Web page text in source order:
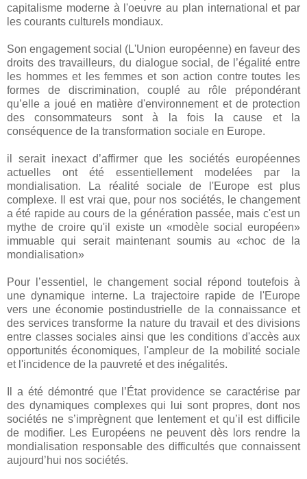
capitalisme moderne à l'oeuvre au plan international et par
les courants culturels mondiaux.
Son engagement social (L'Union européenne) en faveur des
droits des travailleurs, du dialogue social, de l’égalité entre
les hommes et les femmes et son action contre toutes les
formes de discrimination, couplé au rôle prépondérant
qu’elle a joué en matière d'environnement et de protection
des consommateurs sont à la fois la cause et la
conséquence de la transformation sociale en Europe.
il serait inexact d’affirmer que les sociétés européennes
actuelles ont été essentiellement modelées par la
mondialisation. La réalité sociale de l'Europe est plus
complexe. Il est vrai que, pour nos sociétés, le changement
a été rapide au cours de la génération passée, mais c'est un
mythe de croire qu'il existe un «modèle social européen»
immuable qui serait maintenant soumis au «choc de la
mondialisation»
Pour l’essentiel, le changement social répond toutefois à
une dynamique interne. La trajectoire rapide de l'Europe
vers une économie postindustrielle de la connaissance et
des services transforme la nature du travail et des divisions
entre classes sociales ainsi que les conditions d'accès aux
opportunités économiques, l'ampleur de la mobilité sociale
et l'incidence de la pauvreté et des inégalités.
Il a été démontré que l’État providence se caractérise par
des dynamiques complexes qui lui sont propres, dont nos
sociétés ne s’imprègnent que lentement et qu’il est difficile
de modifier. Les Européens ne peuvent dès lors rendre la
mondialisation responsable des difficultés que connaissent
aujourd’hui nos sociétés.